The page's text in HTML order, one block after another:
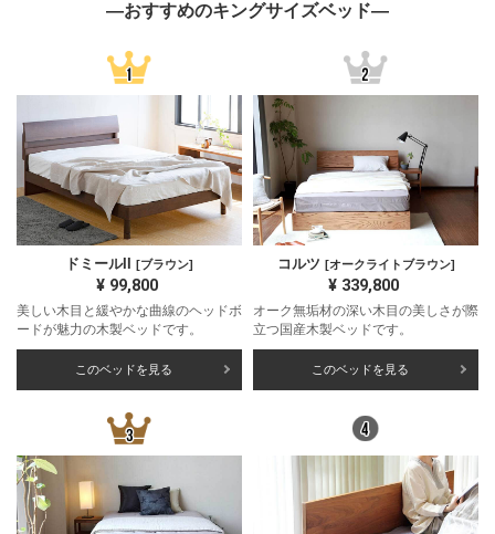
―おすすめのキングサイズベッド―
ドミールII [ブラウン]
¥ 99,800
美しい木目と緩やかな曲線のヘッドボ
ードが魅力の木製ベッドです。
このベッドを見る
コルツ [オークライトブラウン]
¥ 339,800
オーク無垢材の深い木目の美しさが際
立つ国産木製ベッドです。
このベッドを見る